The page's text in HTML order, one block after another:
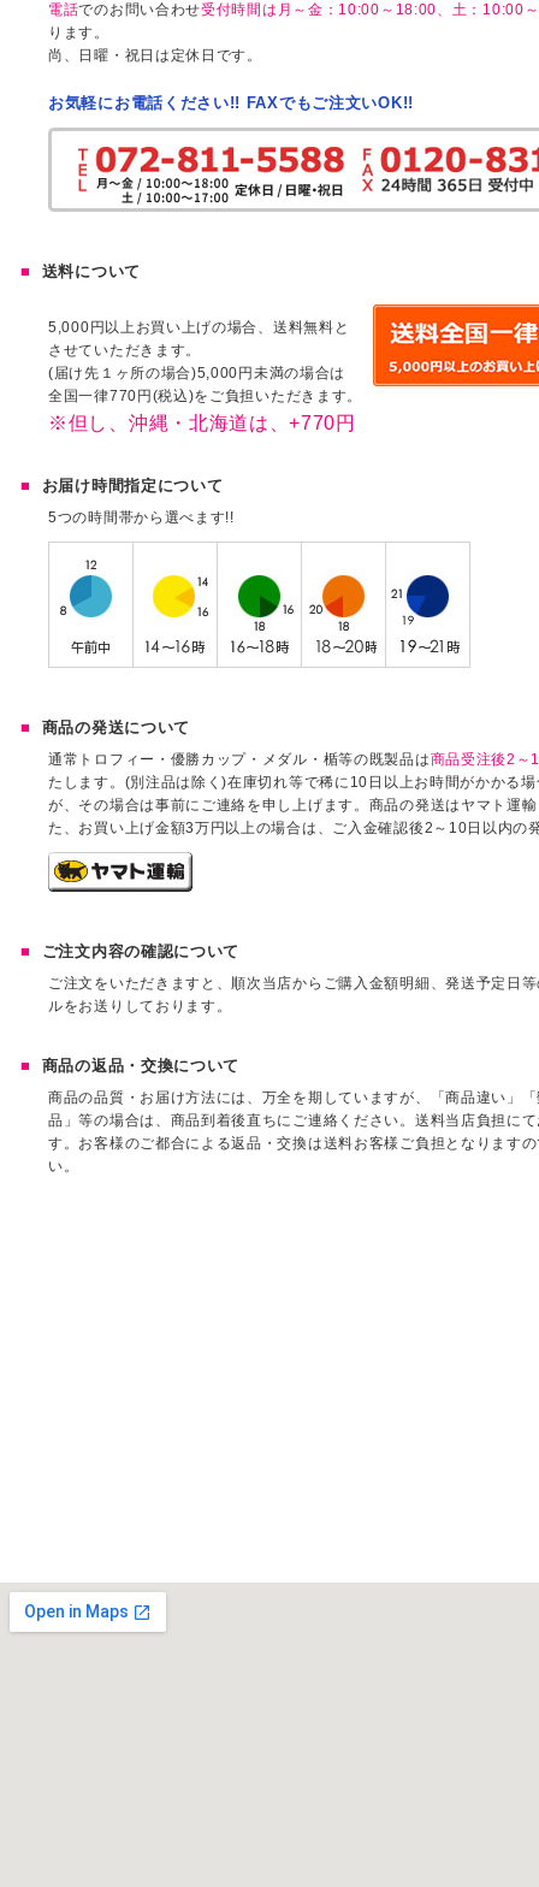
電話でのお問い合わせ受付時間は月～金：10:00～18:00、土：10:00
ります。
尚、日曜・祝日は定休日です。
お気軽にお電話ください!! FAXでもご注文いOK!!
送料について
5,000円以上お買い上げの場合、送料無料と
させていただきます。
(届け先１ヶ所の場合)5,000円未満の場合は
全国一律770円(税込)をご負担いただきます。
※但し、沖縄・北海道は、+770円
お届け時間指定について
5つの時間帯から選べます!!
商品の発送について
通常トロフィー・優勝カップ・メダル・楯等の既製品は商品受注後2～
たします。(別注品は除く)在庫切れ等で稀に10日以上お時間がかかる
が、その場合は事前にご連絡を申し上げます。商品の発送はヤマト運
た、お買い上げ金額3万円以上の場合は、ご入金確認後2～10日以内の
ご注文内容の確認について
ご注文をいただきますと、順次当店からご購入金額明細、発送予定日
ルをお送りしております。
商品の返品・交換について
商品の品質・お届け方法には、万全を期していますが、「商品違い」
品」等の場合は、商品到着後直ちにご連絡ください。送料当店負担に
す。お客様のご都合による返品・交換は送料お客様ご負担となります
い。